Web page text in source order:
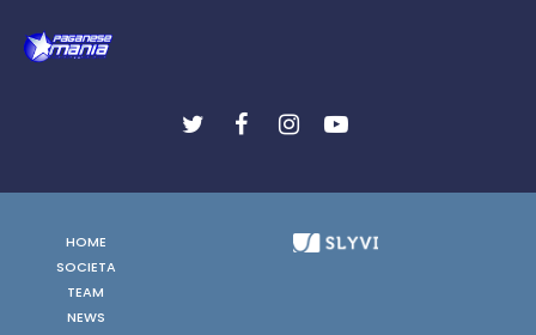
HOME
SOCIETA
TEAM
NEWS